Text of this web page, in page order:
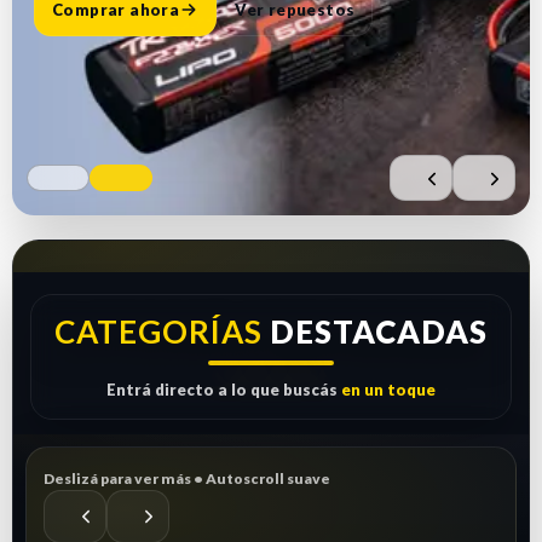
Comprar ahora Ver repuestos
CATEGORÍAS DESTACADAS
Entrá directo a lo que buscás en un toque
Deslizá para ver más • Autoscroll suave